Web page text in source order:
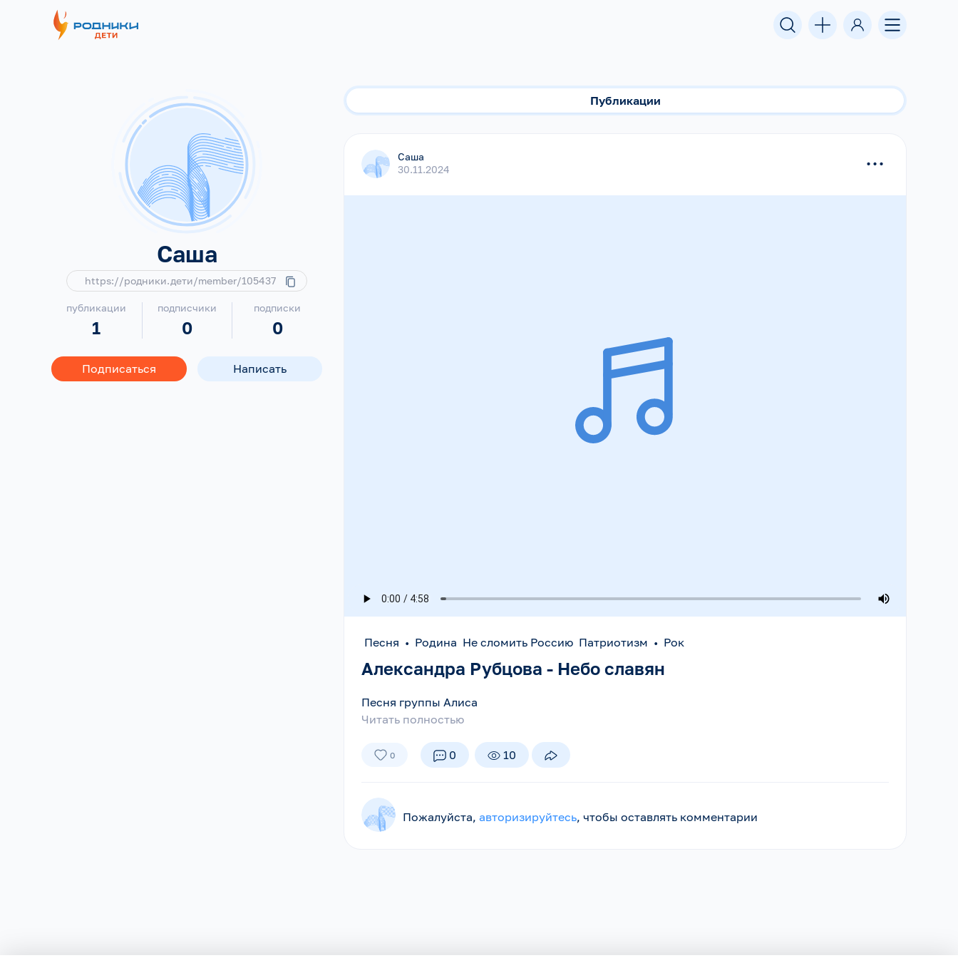
Саша
https://родники.дети/member/105437
публикации
1
подписчики
0
подписки
0
Подписаться Написать
Публикации
Саша
30.11.2024
...
Песня • Родина Не сломить Россию Патриотизм • Рок
Александра Рубцова - Небо славян
Песня группы Алиса
Читать полностью
0 0 10
Пожалуйста,авторизируйтесь, чтобы оставлять комментарии